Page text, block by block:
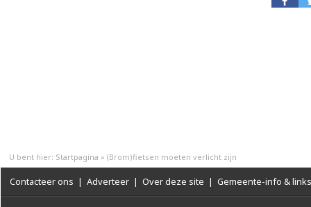
U bent hier: Startpagina » (Brom)fietsen moeten verlicht zijn
Contacteer ons | Adverteer | Over deze site | Gemeente-info & links